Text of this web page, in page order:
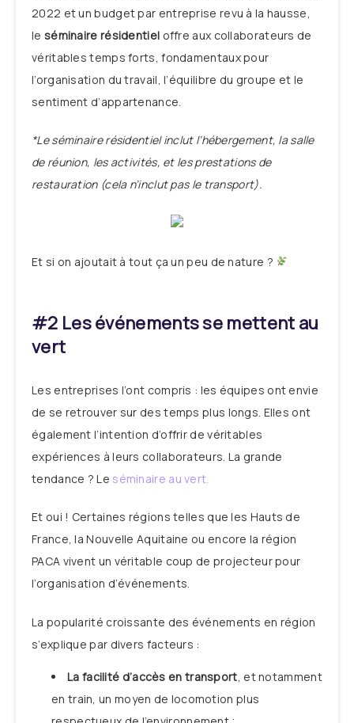
2022 et un budget par entreprise revu à la hausse,
le séminaire résidentiel offre aux collaborateurs de
véritables temps forts, fondamentaux pour
l’organisation du travail, l’équilibre du groupe et le
sentiment d’appartenance.
*Le séminaire résidentiel inclut l’hébergement, la salle
de réunion, les activités, et les prestations de
restauration (cela n’inclut pas le transport).
Et si on ajoutait à tout ça un peu de nature ?
#2 Les événements se mettent au
vert
Les entreprises l’ont compris : les équipes ont envie
de se retrouver sur des temps plus longs. Elles ont
également l’intention d’offrir de véritables
expériences à leurs collaborateurs. La grande
tendance ? Le séminaire au vert.
Et oui ! Certaines régions telles que les Hauts de
France, la Nouvelle Aquitaine ou encore la région
PACA vivent un véritable coup de projecteur pour
l’organisation d’événements.
La popularité croissante des événements en région
s’explique par divers facteurs :
La facilité d’accès en transport, et notamment
en train, un moyen de locomotion plus